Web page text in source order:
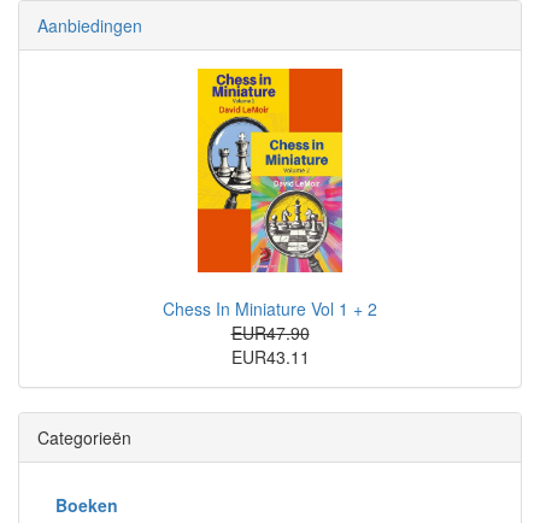
Aanbiedingen
Chess In Miniature Vol 1 + 2
EUR47.90
EUR43.11
Categorieën
Boeken